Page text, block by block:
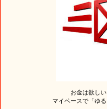
お金は欲し
マイペースで「ゆ